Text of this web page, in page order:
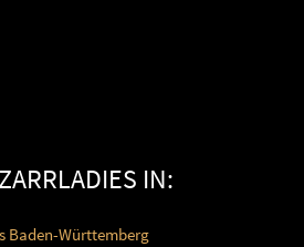
IN:
Baden-Württemberg